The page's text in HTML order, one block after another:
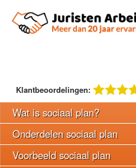
Klantbeoordelingen:
Wat is sociaal plan?
Onderdelen sociaal plan
Voorbeeld sociaal plan